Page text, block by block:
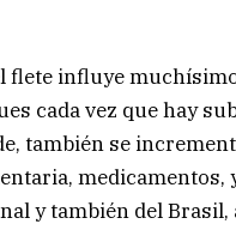
flete influye
cada vez que hay
también se
medicamentos,
y también del